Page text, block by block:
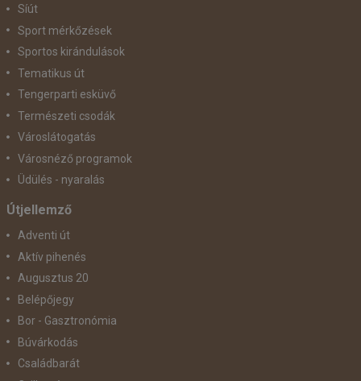
Síút
Sport mérkőzések
Sportos kirándulások
Tematikus út
Tengerparti esküvő
Természeti csodák
Városlátogatás
Városnéző programok
Üdülés - nyaralás
Útjellemző
Adventi út
Aktív pihenés
Augusztus 20
Belépőjegy
Bor - Gasztronómia
Búvárkodás
Családbarát